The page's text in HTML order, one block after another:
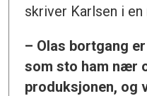
skriver Karlsen i en
– Olas bortgang
som sto ham nær
produksjonen, og